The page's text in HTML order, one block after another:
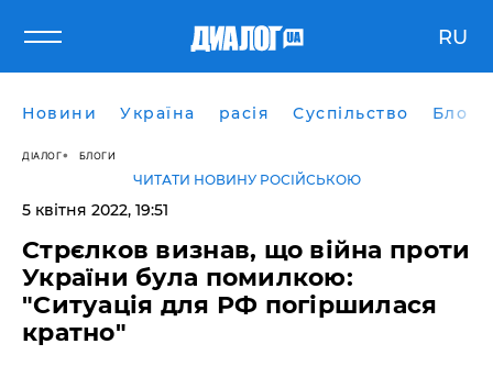
RU
Новини Україна расія Суспільство Блоги
ДІАЛОГ БЛОГИ
ЧИТАТИ НОВИНУ РОСІЙСЬКОЮ
5 квітня 2022, 19:51
Стрєлков визнав, що війна проти
України була помилкою:
"Ситуація для РФ погіршилася
кратно"